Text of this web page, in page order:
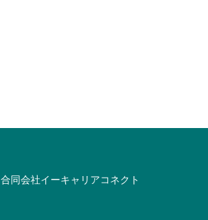
合同会社イーキャリアコネクト